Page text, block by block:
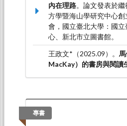
內在理路。論文發表於
方學暨海山學研究中心
會，國立臺北大學：國
心、新北市立圖書館。
王政文*（2025.09）。
MacKay）的書房與閱讀
域、文資與人群—建構
專書